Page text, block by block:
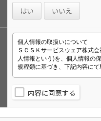
はい いいえ
内容に同意する